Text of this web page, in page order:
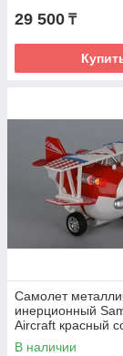
29 500 ₸
Самолет
инерционный
Aircraft красный
музыкой
В наличии